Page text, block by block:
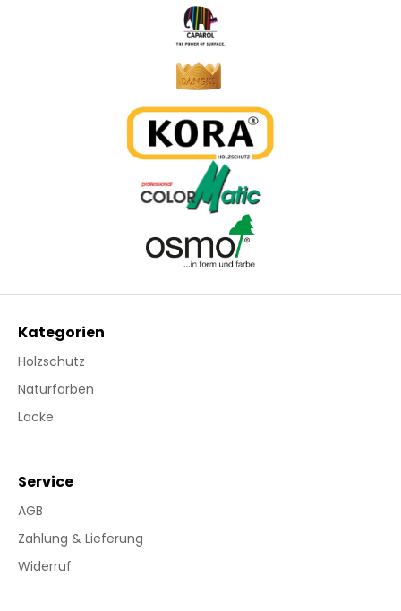
Kategorien
Holzschutz
Naturfarben
Lacke
Service
AGB
Zahlung & Lieferung
Widerruf